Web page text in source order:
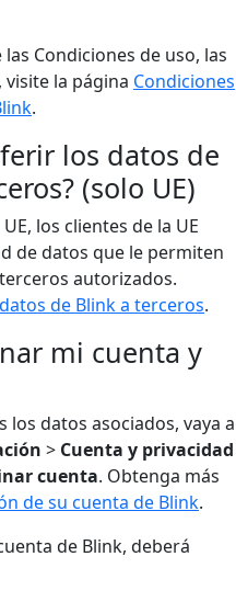
Condiciones de uso, las
visite la página Condiciones
.
los datos de
(solo UE)
los clientes de la UE
de datos que le permiten
autorizados.
de Blink a terceros.
mi cuenta y
datos asociados, vaya a
> Cuenta y privacidad
cuenta. Obtenga más
de su cuenta de Blink.
de Blink, deberá